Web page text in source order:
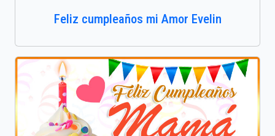
Feliz cumpleaños mi Amor Evelin